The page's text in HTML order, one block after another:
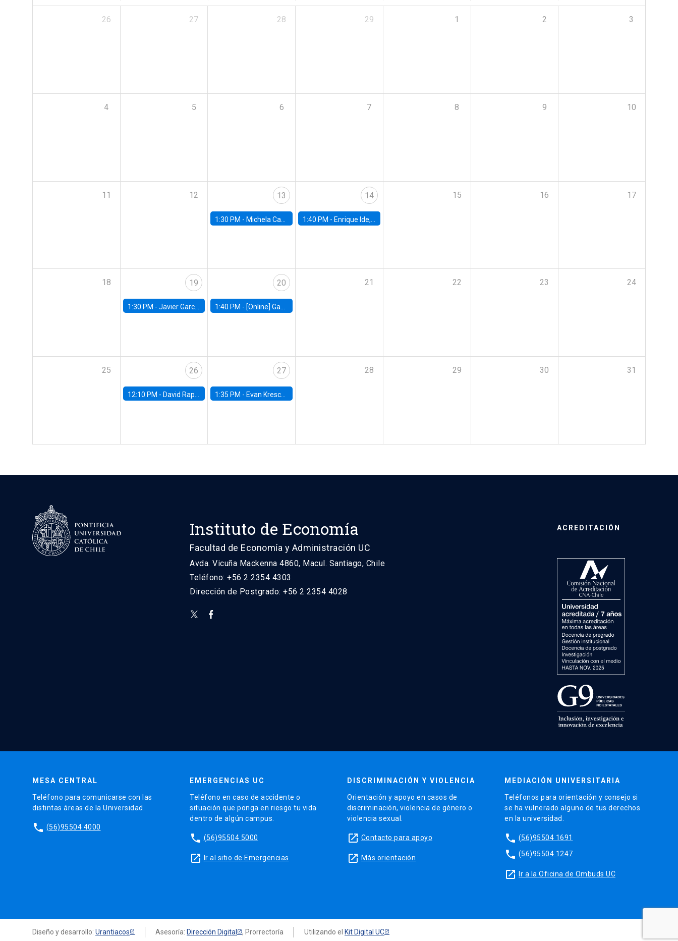
26 27 28 29 1 2 3
4 5 6 7 8 9 10
11 12 13
1:30 PM - Michela Carlana, Harvard Kennedy School
14
1:40 PM - Enrique Ide, IESE
15 16 17
18 19
1:30 PM - Javier Garcia Cicco, Universidad de San Andres
20
1:40 PM - [Online] Gabriel Englander, World Bank
21 22 23 24
25 26
12:10 PM - David Rappoport, FED Board
27
1:35 PM - Evan Kresch, Oberlin College
28 29 30 31
Instituto de Economía
Facultad de Economía y Administración UC
Avda. Vicuña Mackenna 4860, Macul. Santiago, Chile
Teléfono: +56 2 2354 4303
Dirección de Postgrado: +56 2 2354 4028
ACREDITACIÓN
MESA CENTRAL
Teléfono para comunicarse con las
distintas áreas de la Universidad.
phone (56)95504 4000
EMERGENCIAS UC
Teléfono en caso de accidente o
situación que ponga en riesgo tu vida
dentro de algún campus.
phone (56)95504 5000
launch Ir al sitio de Emergencias
DISCRIMINACIÓN Y VIOLENCIA
Orientación y apoyo en casos de
discriminación, violencia de género o
violencia sexual.
launch Contacto para apoyo
launch Más orientación
MEDIACIÓN UNIVERSITARIA
Teléfonos para orientación y consejo si
se ha vulnerado alguno de tus derechos
en la universidad.
phone (56)95504 1691
phone (56)95504 1247
launch Ir a la Oficina de Ombuds UC
Diseño y desarrollo: Urantiacos Asesoría: Dirección Digital , Prorrectoría Utilizando el Kit Digital UC